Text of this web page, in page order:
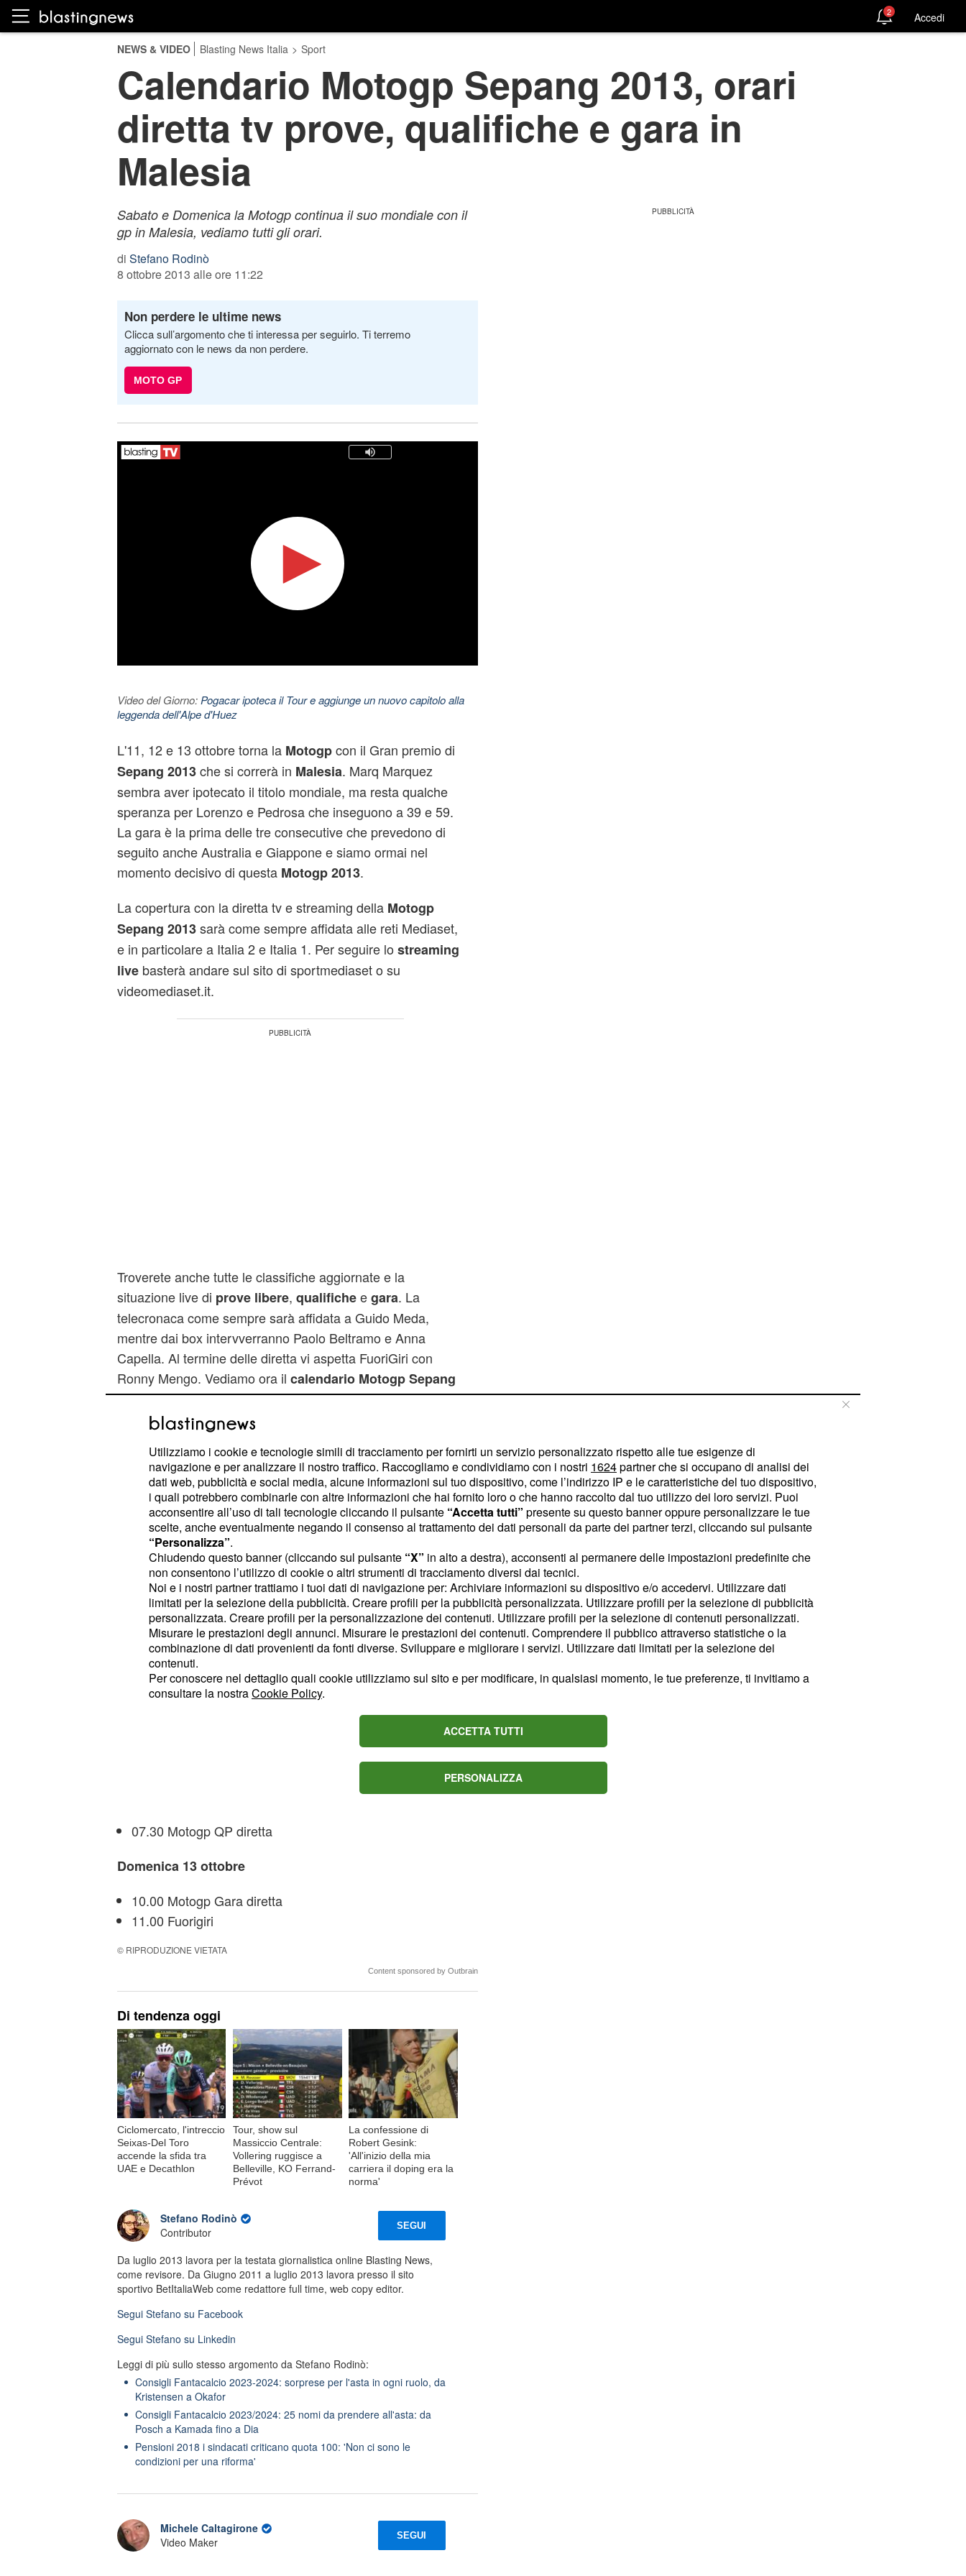
2 Accedi
NEWS & VIDEO Blasting News Italia > Sport
Calendario Motogp Sepang 2013, orari
diretta tv prove, qualifiche e gara in
Malesia
Sabato e Domenica la Motogp continua il suo mondiale con il
gp in Malesia, vediamo tutti gli orari.
di Stefano Rodinò
8 ottobre 2013 alle ore 11:22
Non perdere le ultime news
Clicca sull’argomento che ti interessa per seguirlo. Ti terremo
aggiornato con le news da non perdere.
MOTO GP
Video del Giorno: Pogacar ipoteca il Tour e aggiunge un nuovo capitolo alla
leggenda dell'Alpe d'Huez
L'11, 12 e 13 ottobre torna la Motogpcon il Gran premio di
Sepang 2013che si correrà in Malesia. Marq Marquez
sembra aver ipotecato il titolo mondiale, ma resta qualche
speranza per Lorenzo e Pedrosa che inseguono a 39 e 59.
La gara è la prima delle tre consecutive che prevedono di
seguito anche Australia e Giappone e siamo ormai nel
momento decisivo di questa Motogp 2013.
La copertura con la diretta tv e streaming della Motogp
Sepang 2013sarà come sempre affidata alle reti Mediaset,
e in particolare a Italia 2 e Italia 1. Per seguire lo streaming
live basterà andare sul sito di sportmediaset o su
videomediaset.it.
Troverete anche tutte le classifiche aggiornate e la
situazione live di prove libere, qualificheegara. La
telecronaca come sempre sarà affidata a Guido Meda,
mentre dai box intervverranno Paolo Beltramo e Anna
Capella. Al termine delle diretta vi aspetta FuoriGiri con
Ronny Mengo. Vediamo ora il calendario Motogp Sepang
2013di prove libere, qualifiche e gara nel dettaglio, con orari
aticipi rispetto ai soliti italiani.
Orari Diretta tv Motogp Sepang 2013 Italia 2
Venerdì 11 ottobre
03.55 motogp FP1 diretta
08.05 motogp FP2 diretta
Sabato 12 ottobre
03.55 motogp FP3 diretta
07.30 motogp FP4/QP (contemporanea Italia1)
Domenica 13 ottobre
05.40 motogp WarmUp diretta
Calendario Motogp Sepang 2013 diretta Italia 1
07.30 Motogp QP diretta
Domenica 13 ottobre
10.00 Motogp Gara diretta
11.00 Fuorigiri
© RIPRODUZIONE VIETATA
Content sponsored by Outbrain
Di tendenza oggi
Ciclomercato, l'intreccio
Seixas-Del Toro
accende la sfida tra
UAE e Decathlon
Tour, show sul
Massiccio Centrale:
Vollering ruggisce a
Belleville, KO Ferrand-
Prévot
La confessione di
Robert Gesink:
'All'inizio della mia
carriera il doping era la
norma'
Stefano Rodinò
Contributor
SEGUI
Da luglio 2013 lavora per la testata giornalistica online Blasting News,
come revisore. Da Giugno 2011 a luglio 2013 lavora presso il sito
sportivo BetItaliaWeb come redattore full time, web copy editor.
Segui Stefano su Facebook
Segui Stefano su Linkedin
Leggi di più sullo stesso argomento da Stefano Rodinò:
Consigli Fantacalcio 2023-2024: sorprese per l'asta in ogni ruolo, da
Kristensen a Okafor
Consigli Fantacalcio 2023/2024: 25 nomi da prendere all'asta: da
Posch a Kamada fino a Dia
Pensioni 2018 i sindacati criticano quota 100: 'Non ci sono le
condizioni per una riforma'
Michele Caltagirone
Video Maker
SEGUI
Utilizziamo i cookie e tecnologie simili di tracciamento per fornirti un servizio personalizzato rispetto alle tue esigenze di
navigazione e per analizzare il nostro traffico. Raccogliamo e condividiamo con i nostri 1624partner che si occupano di analisi dei
dati web, pubblicità e social media, alcune informazioni sul tuo dispositivo, come l’indirizzo IP e le caratteristiche del tuo dispositivo,
i quali potrebbero combinarle con altre informazioni che hai fornito loro o che hanno raccolto dal tuo utilizzo dei loro servizi. Puoi
acconsentire all’uso di tali tecnologie cliccando il pulsante “Accetta tutti” presente su questo banner oppure personalizzare le tue
scelte, anche eventualmente negando il consenso al trattamento dei dati personali da parte dei partner terzi, cliccando sul pulsante
“Personalizza”.
Chiudendo questo banner (cliccando sul pulsante “X” in alto a destra), acconsenti al permanere delle impostazioni predefinite che
non consentono l’utilizzo di cookie o altri strumenti di tracciamento diversi dai tecnici.
Noi e i nostri partner trattiamo i tuoi dati di navigazione per: Archiviare informazioni su dispositivo e/o accedervi. Utilizzare dati
limitati per la selezione della pubblicità. Creare profili per la pubblicità personalizzata. Utilizzare profili per la selezione di pubblicità
personalizzata. Creare profili per la personalizzazione dei contenuti. Utilizzare profili per la selezione di contenuti personalizzati.
Misurare le prestazioni degli annunci. Misurare le prestazioni dei contenuti. Comprendere il pubblico attraverso statistiche o la
combinazione di dati provenienti da fonti diverse. Sviluppare e migliorare i servizi. Utilizzare dati limitati per la selezione dei
contenuti.
Per conoscere nel dettaglio quali cookie utilizziamo sul sito e per modificare, in qualsiasi momento, le tue preferenze, ti invitiamo a
consultare la nostraCookie Policy.
ACCETTA TUTTI
PERSONALIZZA